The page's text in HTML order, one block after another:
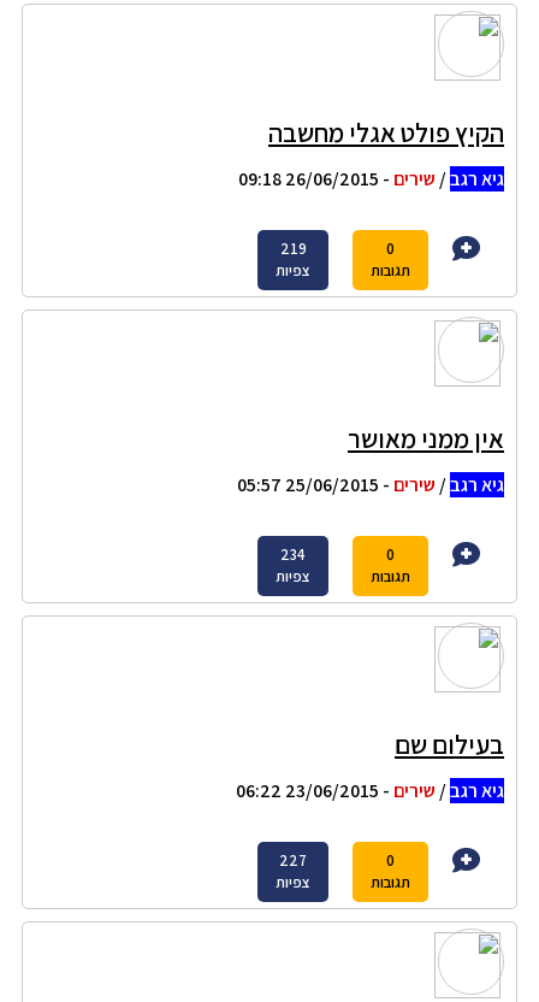
הקיץ פולט אגלי מחשבה
גיא רגב/ שירים - 26/06/2015 09:18
0
תגובות
219
צפיות
אין ממני מאושר
גיא רגב/ שירים - 25/06/2015 05:57
0
תגובות
234
צפיות
בעילום שם
גיא רגב/ שירים - 23/06/2015 06:22
0
תגובות
227
צפיות